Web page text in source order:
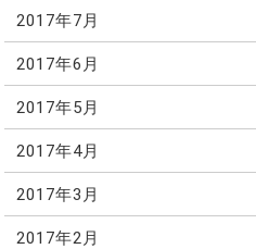
2017年7月
2017年6月
2017年5月
2017年4月
2017年3月
2017年2月